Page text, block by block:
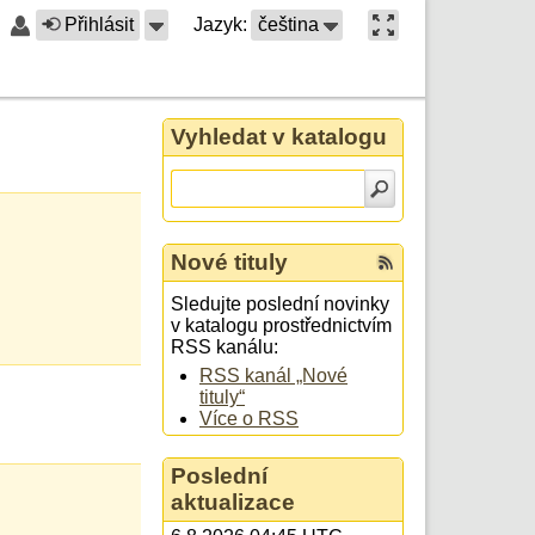
Přihlásit Jazyk: čeština
Vyhledat v katalogu
Nové tituly
Sledujte poslední novinky
v katalogu prostřednictvím
RSS kanálu:
RSS kanál „Nové
tituly“
Více o RSS
Poslední
aktualizace